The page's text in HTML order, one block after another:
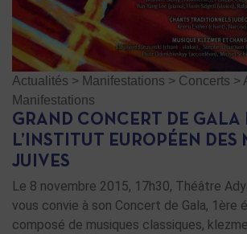
Actualités > Manifestations > Concerts >
Manifestations
GRAND CONCERT DE GALA
L’INSTITUT EUROPÉEN DES
JUIVES
Le 8 novembre 2015, 17h30, Théâtre
vous convie à son Concert de Gala, 1ère
composé de musiques classiques,